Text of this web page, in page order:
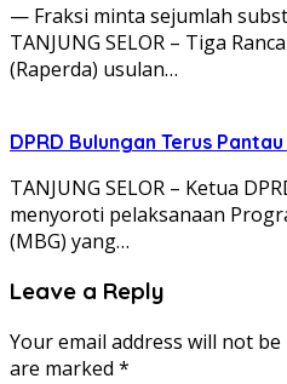
— Fraksi minta sejumlah
TANJUNG SELOR – Tiga
(Raperda) usulan…
DPRD Bulungan Terus
TANJUNG SELOR – Ketua
menyoroti pelaksanaan
(MBG) yang…
Leave a Reply
Your email address will not be
are marked *